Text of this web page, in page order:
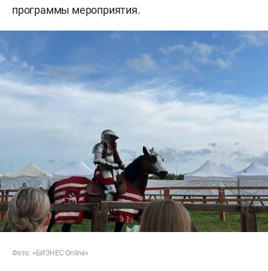
программы мероприятия.
Фото: «БИЗНЕС Online»